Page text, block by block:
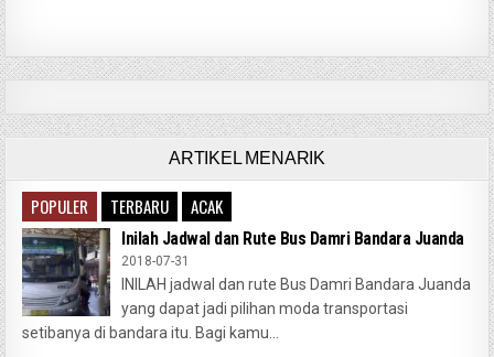
ARTIKEL MENARIK
POPULER TERBARU ACAK
Inilah Jadwal dan Rute Bus Damri Bandara Juanda
2018-07-31
INILAH jadwal dan rute Bus Damri Bandara Juanda
yang dapat jadi pilihan moda transportasi
setibanya di bandara itu. Bagi kamu...